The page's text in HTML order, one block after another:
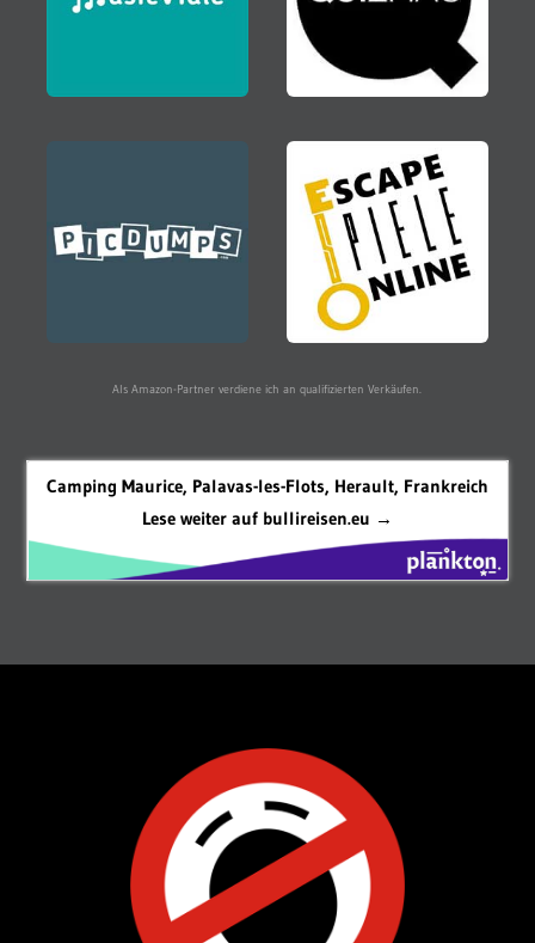
Als Amazon-Partner verdiene ich an qualifizierten Verkäufen.
Camping Maurice, Palavas-les-Flots, Herault, Frankreich
Lese weiter auf bullireisen.eu →